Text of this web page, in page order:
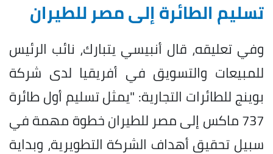
تسليم الطائرة إلى مصر للطيران
وفي تعليقه، قال أنبيسي يتبارك، نائب الرئيس
للمبيعات والتسويق في أفريقيا لدى شركة
بوينج للطائرات التجارية: "يمثل تسليم أول طائرة
737 ماكس إلى مصر للطيران خطوة مهمة في
سبيل تحقيق أهداف الشركة التطويرية، وبداية